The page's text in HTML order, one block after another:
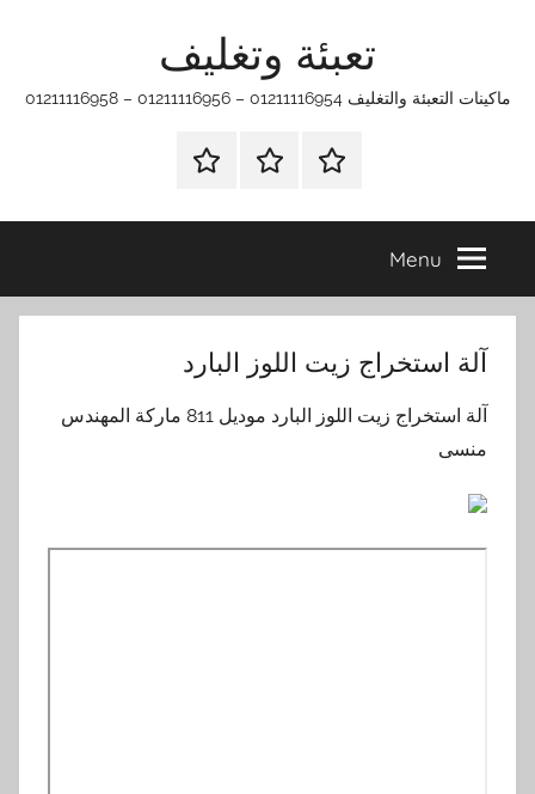
تعبئة وتغليف
ماكينات التعبئة والتغليف 01211116954 – 01211116956 – 01211116958
الرئيسيةماكينات
وتغليف
اتـصـل
في
التي
Menu
آلة استخراج زيت اللوز البارد
آلة استخراج زيت اللوز البارد موديل 811 ماركة المهندس
منسى